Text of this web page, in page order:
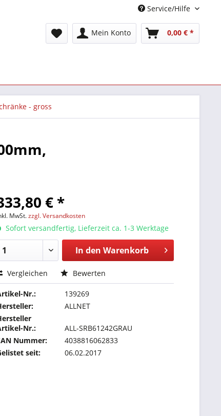
Service/Hilfe
Mein Konto 0,00 € *
- gross
€ *
MwSt.zzgl. Versandkosten
Sofort versandfertig, Lieferzeit ca. 1-3 Werktage
In den Warenkorb
Vergleichen Bewerten
Nr.:
139269
ALLNET
Nr.:
ALL-SRB61242GRAU
Nummer:
4038816062833
seit:
06.02.2017